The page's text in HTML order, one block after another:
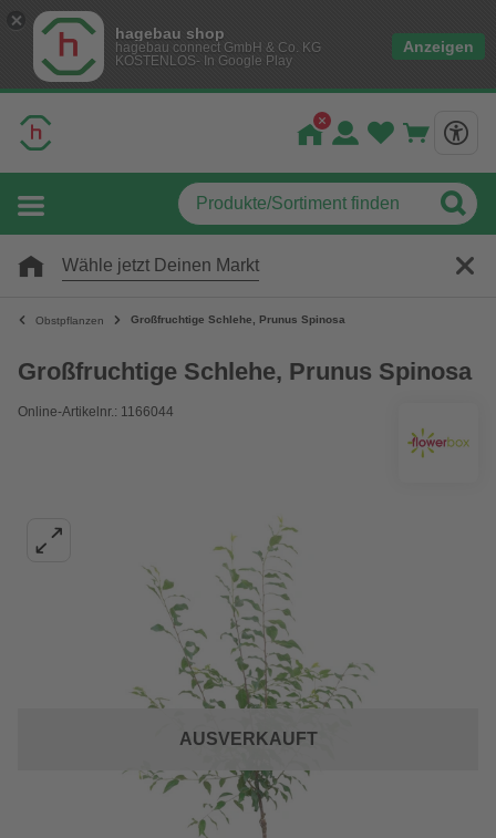
hagebau shop
hagebau connect GmbH & Co. KG
KOSTENLOS- In Google Play
Anzeigen
Wähle jetzt Deinen Markt
Obstpflanzen Großfruchtige Schlehe, Prunus Spinosa
Großfruchtige Schlehe, Prunus Spinosa
Online-Artikelnr.: 1166044
AUSVERKAUFT